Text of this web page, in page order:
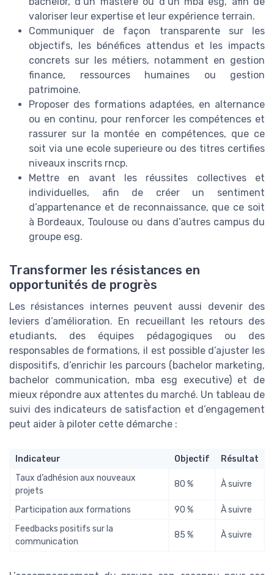
valoriser leur expertise et leur expérience terrain.
Communiquer de façon transparente sur les
objectifs, les bénéfices attendus et les impacts
concrets sur les métiers, notamment en gestion
finance, ressources humaines ou gestion
patrimoine.
Proposer des formations adaptées, en alternance
ou en continu, pour renforcer les compétences et
rassurer sur la montée en compétences, que ce
soit via une ecole superieure ou des titres certifies
niveaux inscrits rncp.
Mettre en avant les réussites collectives et
individuelles, afin de créer un sentiment
d’appartenance et de reconnaissance, que ce soit
à Bordeaux, Toulouse ou dans d’autres campus du
groupe esg.
Transformer les résistances en
opportunités de progrès
Les résistances internes peuvent aussi devenir des
leviers d’amélioration. En recueillant les retours des
etudiants, des équipes pédagogiques ou des
responsables de formations, il est possible d’ajuster les
dispositifs, d’enrichir les parcours (bachelor marketing,
bachelor communication, mba esg executive) et de
mieux répondre aux attentes du marché. Un tableau de
suivi des indicateurs de satisfaction et d’engagement
peut aider à piloter cette démarche :
Indicateur Objectif
Résultat
Taux d’adhésion aux nouveaux
projets
80 % À suivre
Participation aux formations 90 %
À suivre
Feedbacks positifs sur la
communication
85 % À suivre